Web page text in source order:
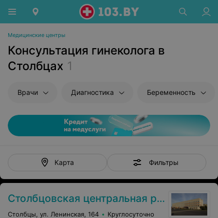
Медицинские центры
Консультация гинеколога в
Столбцах 1
Врачи Диагностика Беременность
Карта Фильтры
Столбцовская центральная районная больница
Столбцы, ул. Ленинская, 164 Круглосуточно